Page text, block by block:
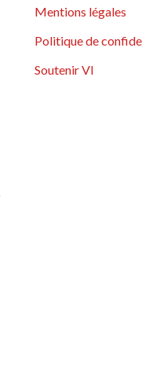
Mentions légales
Politique de
Soutenir VI